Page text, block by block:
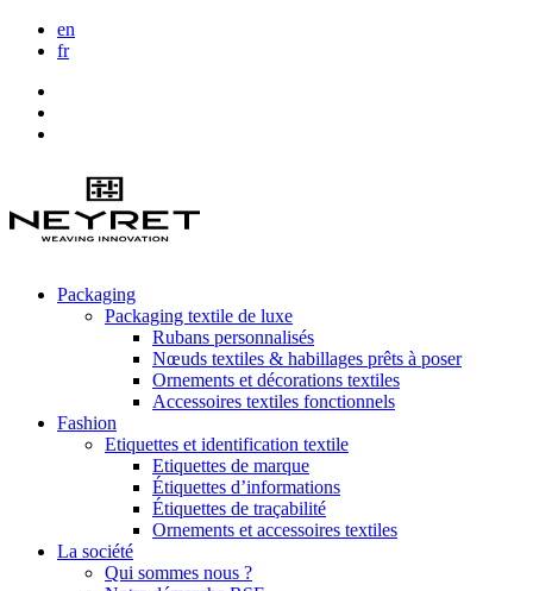
en
fr
Packaging
Packaging textile de luxe
Rubans personnalisés
Nœuds textiles & habillages prêts à poser
Ornements et décorations textiles
Accessoires textiles fonctionnels
Fashion
Etiquettes et identification textile
Etiquettes de marque
Étiquettes d’informations
Étiquettes de traçabilité
Ornements et accessoires textiles
La société
Qui sommes nous ?